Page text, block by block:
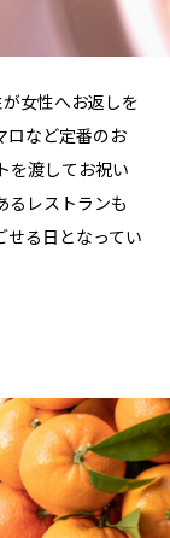
女性へお返しを
ロなど定番のお
を渡してお祝い
るレストランも
せる日となってい